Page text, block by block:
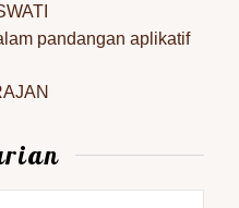
pandangan aplikatif